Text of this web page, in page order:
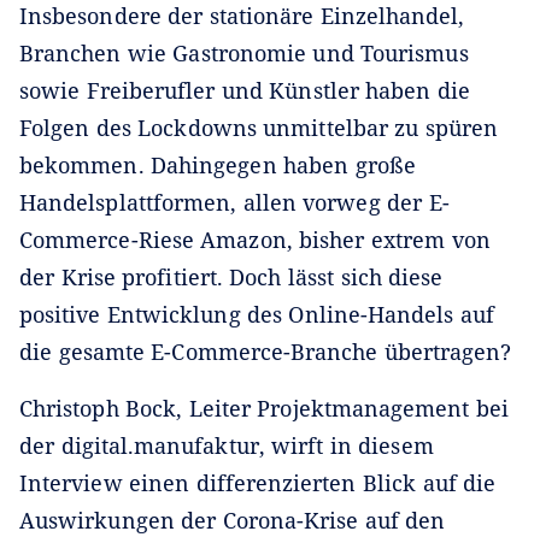
Insbesondere der stationäre Einzelhandel,
Branchen wie Gastronomie und Tourismus
sowie Freiberufler und Künstler haben die
Folgen des Lockdowns unmittelbar zu spüren
bekommen. Dahingegen haben große
Handelsplattformen, allen vorweg der E-
Commerce-Riese Amazon, bisher extrem von
der Krise profitiert. Doch lässt sich diese
positive Entwicklung des Online-Handels auf
die gesamte E-Commerce-Branche übertragen?
Christoph Bock, Leiter Projektmanagement bei
der digital.manufaktur, wirft in diesem
Interview einen differenzierten Blick auf die
Auswirkungen der Corona-Krise auf den